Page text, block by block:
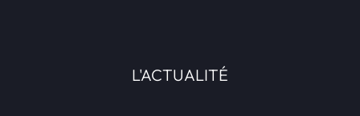
L'ACTUALITÉ